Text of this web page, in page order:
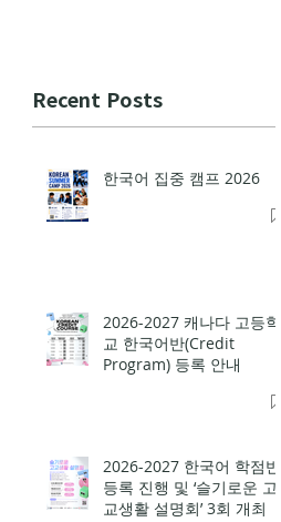
Recent Posts
한국어 집중 캠프 2026
2026-2027 캐나다 고등학
교 한국어반(Credit
Program) 등록 안내
2026-2027 한국어 학점반
등록 진행 및 ‘슬기로운 고
교생활 설명회’ 3회 개최